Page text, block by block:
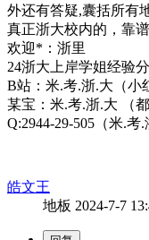
外还有答疑,囊括所有
真正浙大校内的，靠
欢迎*：浙里
24浙大上岸学姐经验
B站：米.考.浙.大（小
某宝：米.考.浙.大 （都
Q:2944-29-505（米.考.
皓文王
地板 2024-7-7